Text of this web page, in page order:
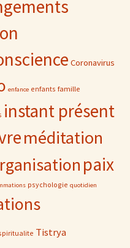
Coronavirus
enfance enfants famille
instant présent
méditation
paix
psychologie quotidien
Tistrya